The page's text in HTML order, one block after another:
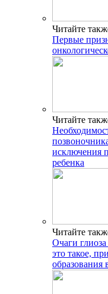
Читайте
Первые
Читайте
исключения
ребенка
Читайте
Очаги
это такое,
образования